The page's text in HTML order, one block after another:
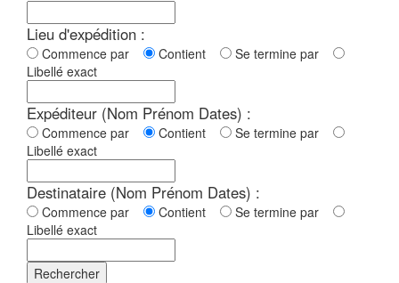
Lieu d'expédition :
Commence par Contient
Se termine par
Libellé exact
Expéditeur (Nom Prénom Dates) :
Commence par Contient
Se termine par
Libellé exact
Destinataire (Nom Prénom Dates) :
Commence par Contient
Se termine par
Libellé exact
Rechercher